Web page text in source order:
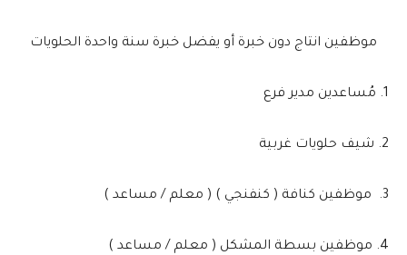
موظفين انتاج دون خبرة أو يفضل خبرة سنة واحدة الحلويات
1. مُساعدين مدير فرع
2. شيف حلويات غربية
3. موظفين كنافة ( كنفنجي ) ( معلم / مساعد )
4. موظفين بسطة المشكل ( معلم / مساعد )